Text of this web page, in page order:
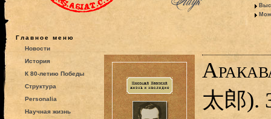
Главное меню
Новости
История
К 80-летию Победы
Структура
Personalia
Научная жизнь
太郎).